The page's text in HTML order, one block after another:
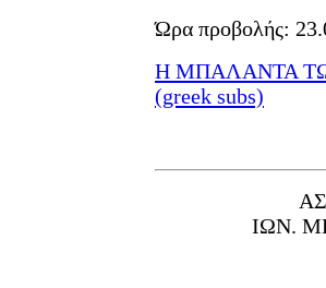
Ώρα προβολής:
Η ΜΠΑΛΑΝΤΑ
(greek subs)
ΙΩΝ.